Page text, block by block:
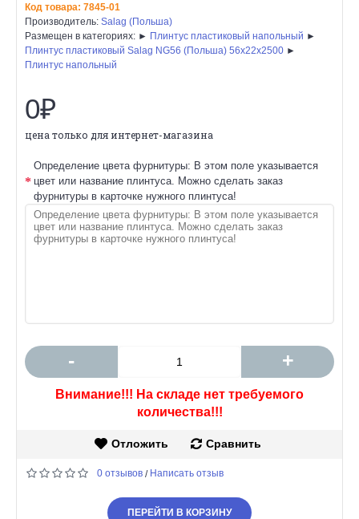
Код товара: 7845-01
Производитель: Salag (Польша)
Размещен в категориях: ► Плинтус пластиковый напольный ►
Плинтус пластиковый Salag NG56 (Польша) 56х22x2500 ►
Плинтус напольный
0₽
цена только для интернет-магазина
Определение цвета фурнитуры: В этом поле указывается
цвет или название плинтуса. Можно сделать заказ
фурнитуры в карточке нужного плинтуса!
- +
Внимание!!! На складе нет требуемого
количества!!!
Отложить Сравнить
0 отзывов / Написать отзыв
ПЕРЕЙТИ В КОРЗИНУ